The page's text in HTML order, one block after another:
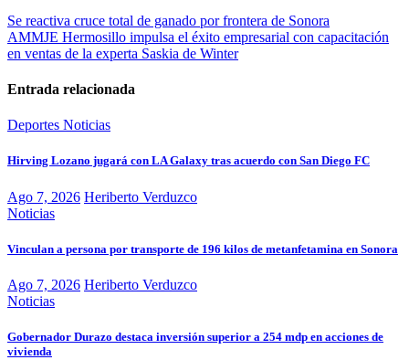
Se reactiva cruce total de ganado por frontera de Sonora
AMMJE Hermosillo impulsa el éxito empresarial con capacitación
en ventas de la experta Saskia de Winter
Entrada relacionada
Deportes Noticias
Hirving Lozano jugará con LA Galaxy tras acuerdo con San Diego FC
Ago 7, 2026 Heriberto Verduzco
Noticias
Vinculan a persona por transporte de 196 kilos de metanfetamina en Sonora
Ago 7, 2026 Heriberto Verduzco
Noticias
Gobernador Durazo destaca inversión superior a 254 mdp en acciones de
vivienda